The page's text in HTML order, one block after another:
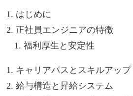
はじめに
正社員エンジニアの特徴
福利厚生と安定性
キャリアパスとスキルアップ
給与構造と昇給システム